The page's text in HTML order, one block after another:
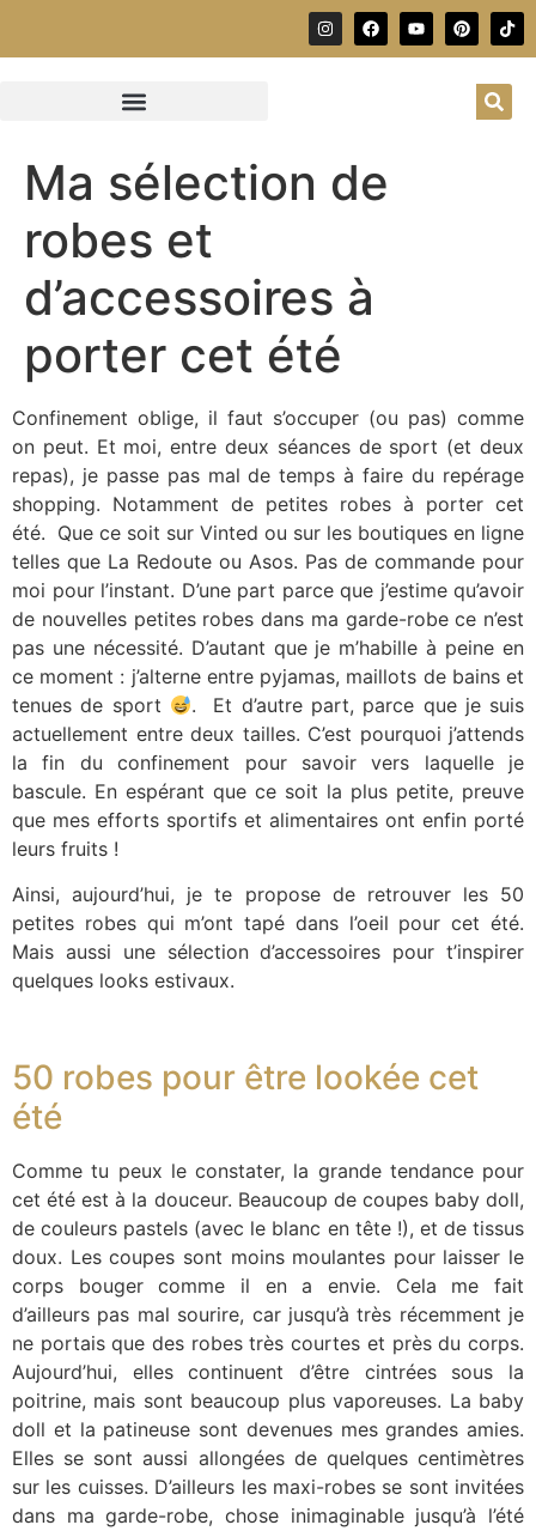
Ma sélection de
robes et
d’accessoires à
porter cet été
Confinement oblige, il faut s’occuper (ou pas) comme
on peut. Et moi, entre deux séances de sport (et deux
repas), je passe pas mal de temps à faire du repérage
shopping. Notamment de petites robes à porter cet
été. Que ce soit sur Vinted ou sur les boutiques en ligne
telles que La Redoute ou Asos. Pas de commande pour
moi pour l’instant. D’une part parce que j’estime qu’avoir
de nouvelles petites robes dans ma garde-robe ce n’est
pas une nécessité. D’autant que je m’habille à peine en
ce moment : j’alterne entre pyjamas, maillots de bains et
tenues de sport
. Et d’autre part, parce que je suis
actuellement entre deux tailles. C’est pourquoi j’attends
la fin du confinement pour savoir vers laquelle je
bascule. En espérant que ce soit la plus petite, preuve
que mes efforts sportifs et alimentaires ont enfin porté
leurs fruits !
Ainsi, aujourd’hui, je te propose de retrouver les 50
petites robes qui m’ont tapé dans l’oeil pour cet été.
Mais aussi une sélection d’accessoires pour t’inspirer
quelques looks estivaux.
50 robes pour être lookée cet
été
Comme tu peux le constater, la grande tendance pour
cet été est à la douceur. Beaucoup de coupes baby doll,
de couleurs pastels (avec le blanc en tête !), et de tissus
doux. Les coupes sont moins moulantes pour laisser le
corps bouger comme il en a envie. Cela me fait
d’ailleurs pas mal sourire, car jusqu’à très récemment je
ne portais que des robes très courtes et près du corps.
Aujourd’hui, elles continuent d’être cintrées sous la
poitrine, mais sont beaucoup plus vaporeuses. La baby
doll et la patineuse sont devenues mes grandes amies.
Elles se sont aussi allongées de quelques centimètres
sur les cuisses. D’ailleurs les maxi-robes se sont invitées
dans ma garde-robe, chose inimaginable jusqu’à l’été